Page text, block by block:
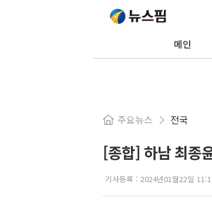
메인
주요뉴스 전국
[종합] 하남 최종
기사등록 : 2024년01월22일